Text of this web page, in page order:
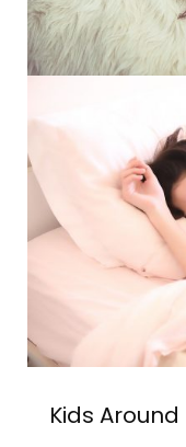
Kids Around